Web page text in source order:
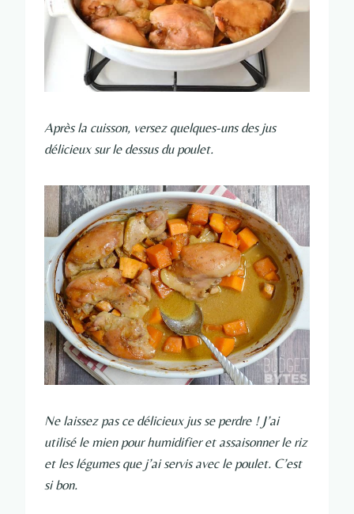
Après la cuisson, versez quelques-uns des jus
délicieux sur le dessus du poulet.
Ne laissez pas ce délicieux jus se perdre ! J’ai
utilisé le mien pour humidifier et assaisonner le riz
et les légumes que j’ai servis avec le poulet. C’est
si bon.